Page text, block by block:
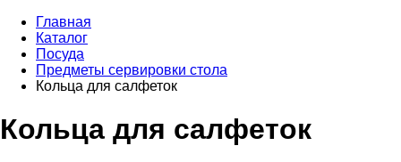
Главная
Каталог
Посуда
Предметы сервировки стола
Кольца для салфеток
Кольца для салфеток